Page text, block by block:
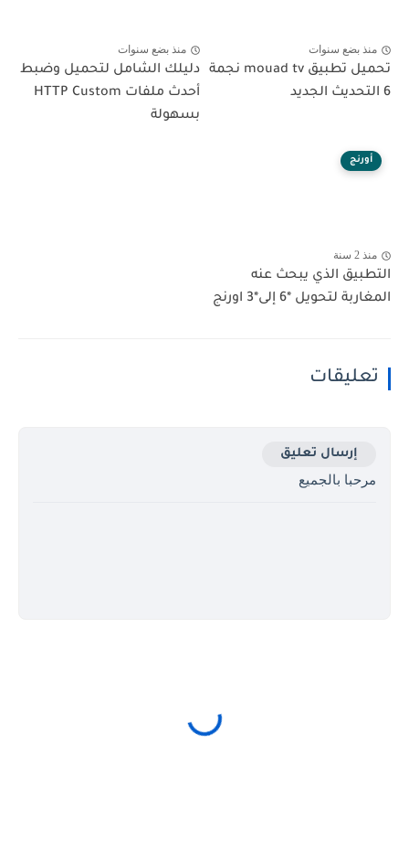
منذ بضع سنوات
تحميل تطبيق mouad tv نجمة
6 التحديث الجديد
منذ بضع سنوات
دليلك الشامل لتحميل وضبط
أحدث ملفات HTTP Custom
بسهولة
أورنج
منذ 2 سنة
التطبيق الذي يبحث عنه
المغاربة لتحويل *6 إلى*3 اورنج
تعليقات
إرسال تعليق
مرحبا بالجميع